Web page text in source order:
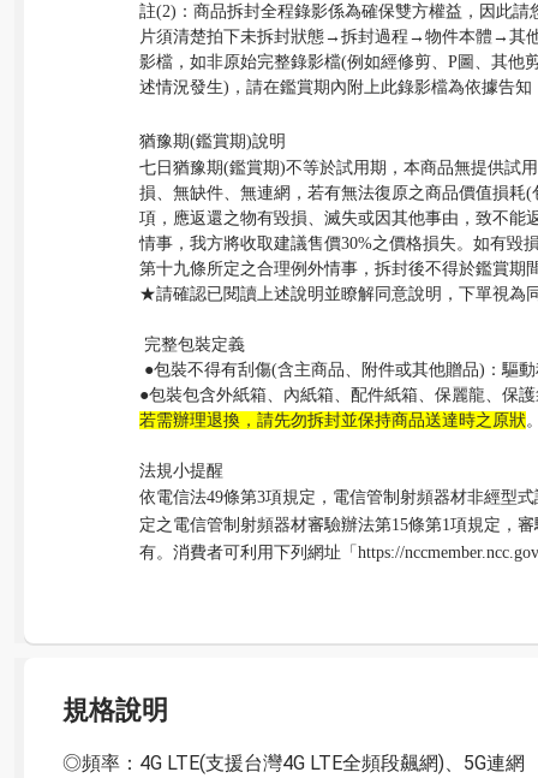
註(2) ：商品拆封全程錄影係為確保雙方權益，因此
片須清楚拍下未拆封狀態→拆封過程→物件本體→其
影檔，如非原始完整錄影檔(例如經修剪、 P圖、其他
述情況發生) ，請在鑑賞期內附上此錄影檔為依據告知
猶豫期(鑑賞期)說明
七日猶豫期(鑑賞期)不等於試用期，本商品無提供試
損、無缺件、無連網，若有無法復原之商品價值損耗(
項，應返還之物有毀損、滅失或因其他事由，致不
情事，我方將收取建議售價30%之價格損失。如有毀
第十九條所定之合理例外情事，拆封後不得於鑑賞期
★請確認已閱讀上述說明並瞭解同意說明，下單視為
完整包裝定義
●包裝不得有刮傷(含主商品、附件或其他贈品) ：驅
●包裝包含外紙箱、內紙箱、配件紙箱、保麗龍、保
若需辦理退換，請先勿拆封並保持商品送達時之原狀
法規小提醒
依電信法49條第3項規定，電信管制射頻器材非經型
定之電信管制射頻器材審驗辦法第15條第1 項規定，
有。消費者可利用下列網址「 https://
規格說明
◎頻率：4G LTE(支援台灣4G LTE全頻段飆網)、5G連網